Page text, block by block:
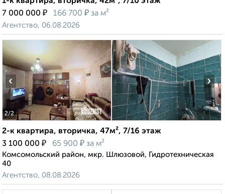
7 000 000 ₽ 166 700 ₽ за м²
Агентство, 06.08.2026
2/2
‹ ›
2-к квартира, вторичка, 47м², 7/16 этаж
3 100 000 ₽ 65 900 ₽ за м²
Комсомольский район, мкр. Шлюзовой, Гидротехническая
40
Агентство, 08.08.2026